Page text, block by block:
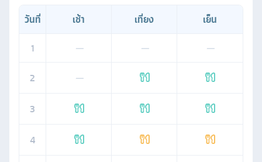
วันที่ เช้า เที่ยง
เย็น
1
— —
—
2
—
3
4